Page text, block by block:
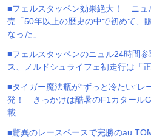
■フェルスタッペン効果絶大！ ニュ
売「50年以上の歴史の中で初めて、
なった」
■フェルスタッペンのニュル24時間
ス、ノルドシュライフェ初走行は「
■タイガー魔法瓶が“ずっと冷たい”レ
発！ きっかけは酷暑のF1カタール
載
■驚異のレースペースで完勝のau